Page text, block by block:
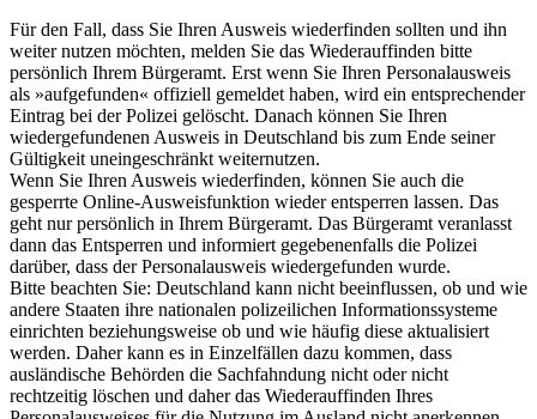
Für den Fall, dass Sie Ihren Ausweis wiederfinden sollten und ihn
weiter nutzen möchten, melden Sie das Wiederauffinden bitte
persönlich Ihrem Bürgeramt. Erst wenn Sie Ihren Personalausweis
als »aufgefunden« offiziell gemeldet haben, wird ein entsprechender
Eintrag bei der Polizei gelöscht. Danach können Sie Ihren
wiedergefundenen Ausweis in Deutschland bis zum Ende seiner
Gültigkeit uneingeschränkt weiternutzen.
Wenn Sie Ihren Ausweis wiederfinden, können Sie auch die
gesperrte Online-Ausweisfunktion wieder entsperren lassen. Das
geht nur persönlich in Ihrem Bürgeramt. Das Bürgeramt veranlasst
dann das Entsperren und informiert gegebenenfalls die Polizei
darüber, dass der Personalausweis wiedergefunden wurde.
Bitte beachten Sie: Deutschland kann nicht beeinflussen, ob und wie
andere Staaten ihre nationalen polizeilichen Informationssysteme
einrichten beziehungsweise ob und wie häufig diese aktualisiert
werden. Daher kann es in Einzelfällen dazu kommen, dass
ausländische Behörden die Sachfahndung nicht oder nicht
rechtzeitig löschen und daher das Wiederauffinden Ihres